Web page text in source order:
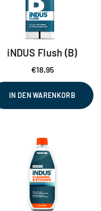
iNDUS Flush (B)
€18,95
IN DEN WARENKORB